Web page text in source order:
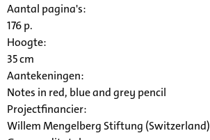
Aantal pagina's:
176 p.
Hoogte:
35 cm
Aantekeningen:
Notes in red, blue and grey pencil
Projectfinancier:
Willem Mengelberg Stiftung (Switzerland)